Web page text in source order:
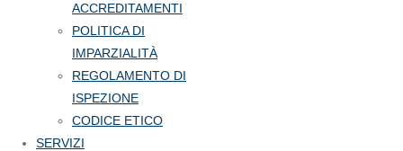
ACCREDITAMENTI
POLITICA DI
IMPARZIALITÀ
REGOLAMENTO DI
ISPEZIONE
CODICE ETICO
SERVIZI